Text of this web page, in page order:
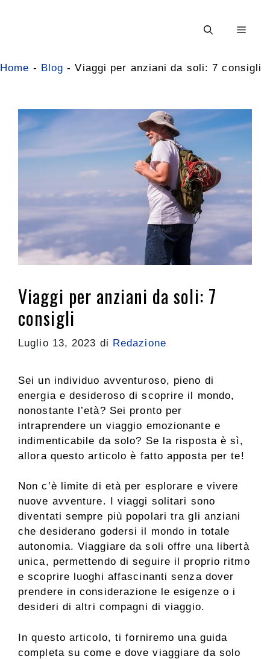
Menu
Home - Blog -Viaggi per anziani da soli: 7 consigli
Viaggi per anziani da soli: 7
consigli
Luglio 13, 2023 di Redazione
Sei un individuo avventuroso, pieno di
energia e desideroso di scoprire il mondo,
nonostante l’età? Sei pronto per
intraprendere un viaggio emozionante e
indimenticabile da solo? Se la risposta è sì,
allora questo articolo è fatto apposta per te!
Non c’è limite di età per esplorare e vivere
nuove avventure. I viaggi solitari sono
diventati sempre più popolari tra gli anziani
che desiderano godersi il mondo in totale
autonomia. Viaggiare da soli offre una libertà
unica, permettendo di seguire il proprio ritmo
e scoprire luoghi affascinanti senza dover
prendere in considerazione le esigenze o i
desideri di altri compagni di viaggio.
In questo articolo, ti forniremo una guida
completa su come e dove viaggiare da solo